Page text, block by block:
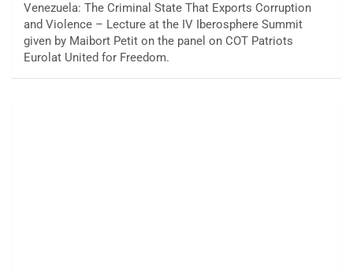
Venezuela: The Criminal State That Exports Corruption
and Violence – Lecture at the IV Iberosphere Summit
given by Maibort Petit on the panel on COT Patriots
Eurolat United for Freedom.